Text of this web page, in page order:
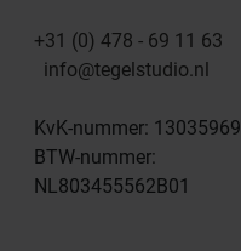
+31 (0) 478 - 69 11 63
info@tegelstudio.nl
KvK-nummer: 13035969
BTW-nummer:
NL803455562B01